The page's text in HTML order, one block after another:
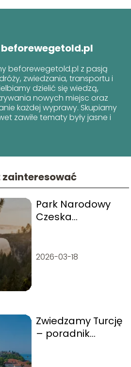
beforewegetold.pl z pasją
zwiedzania, transportu i
dzielić się wiedzą,
nowych miejsc oraz
każdej wyprawy. Skupiamy
zawiłe tematy były jasne i
zainteresować
Park Narodowy
Czeska
zwiedzanie
2026-03-18
Zwiedzamy Turcję
– poradnik